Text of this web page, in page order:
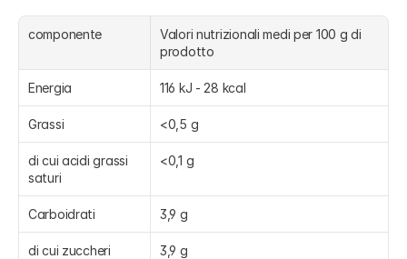
componente
Valori nutrizionali medi per 100 g di
prodotto
Energia 116 kJ - 28 kcal
Grassi <0,5 g
di cui acidi grassi
saturi
<0,1 g
Carboidrati 3,9 g
di cui zuccheri 3,9 g